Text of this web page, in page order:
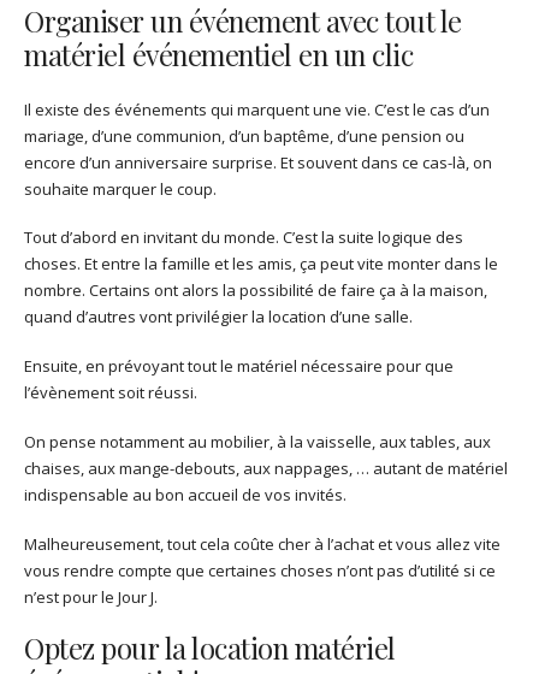
Organiser un événement avec tout le
matériel événementiel en un clic
Il existe des événements qui marquent une vie. C’est le cas d’un
mariage, d’une communion, d’un baptême, d’une pension ou
encore d’un anniversaire surprise. Et souvent dans ce cas-là, on
souhaite marquer le coup.
Tout d’abord en invitant du monde. C’est la suite logique des
choses. Et entre la famille et les amis, ça peut vite monter dans le
nombre. Certains ont alors la possibilité de faire ça à la maison,
quand d’autres vont privilégier la location d’une salle.
Ensuite, en prévoyant tout le matériel nécessaire pour que
l’évènement soit réussi.
On pense notamment au mobilier, à la vaisselle, aux tables, aux
chaises, aux mange-debouts, aux nappages, … autant de matériel
indispensable au bon accueil de vos invités.
Malheureusement, tout cela coûte cher à l’achat et vous allez vite
vous rendre compte que certaines choses n’ont pas d’utilité si ce
n’est pour le Jour J.
Optez pour la location matériel